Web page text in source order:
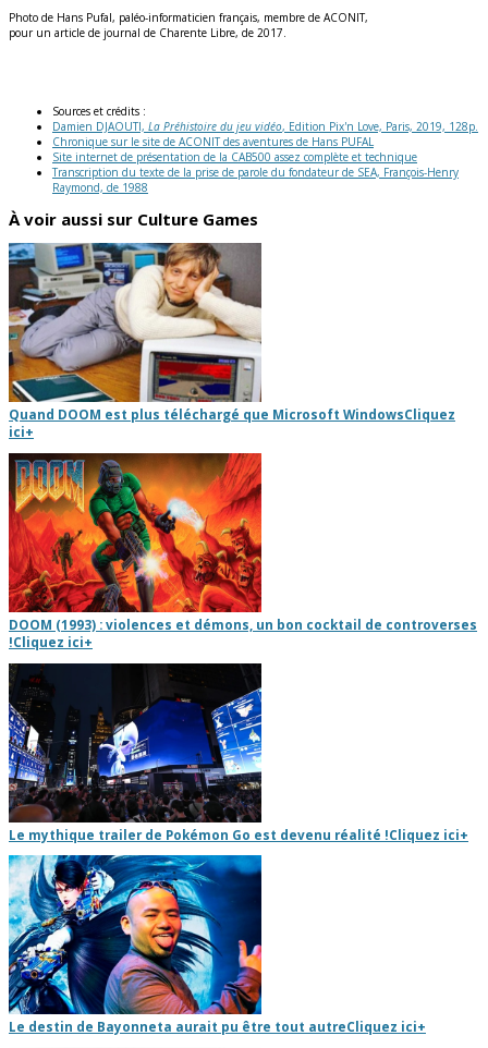
Photo de Hans Pufal, paléo-informaticien français, membre de ACONIT,
pour un article de journal de Charente Libre, de 2017.
Sources et crédits :
Damien DJAOUTI, La Préhistoire du jeu vidéo, Edition Pix'n Love, Paris, 2019, 128p.
Chronique sur le site de ACONIT des aventures de Hans PUFAL
Site internet de présentation de la CAB500 assez complète et technique
Transcription du texte de la prise de parole du fondateur de SEA, François-Henry
Raymond, de 1988
À voir aussi sur Culture Games
Quand DOOM est plus téléchargé que Microsoft WindowsCliquez
ici+
DOOM (1993) : violences et démons, un bon cocktail de controverses
!Cliquez ici+
Le mythique trailer de Pokémon Go est devenu réalité !Cliquez ici+
Le destin de Bayonneta aurait pu être tout autreCliquez ici+